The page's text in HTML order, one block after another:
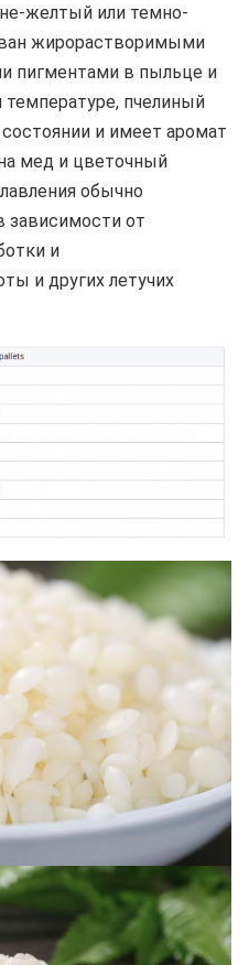
желтый или темно-
жирорастворимыми
пигментами в пыльце и
пчелиный
и имеет аромат
мед и цветочный
обычно
зависимости от
и
и других летучих